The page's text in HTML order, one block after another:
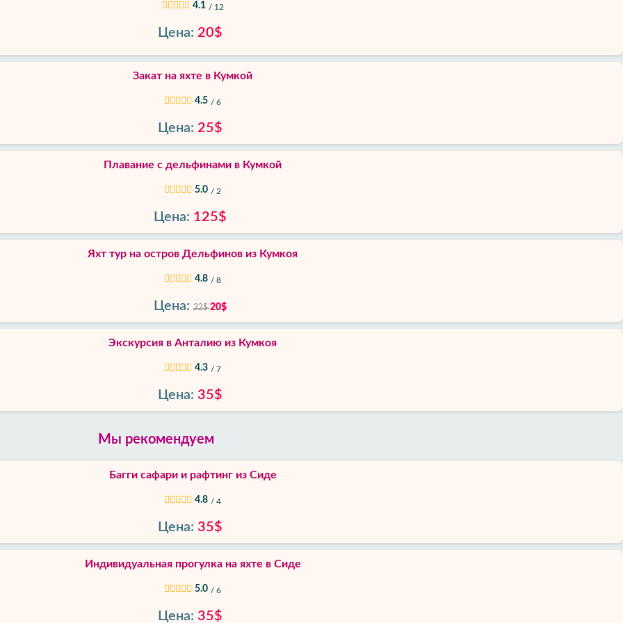
4.1 / 12
Цена: 20$
Закат на яхте в Кумкой
4.5 / 6
Цена: 25$
Плавание с дельфинами в Кумкой
5.0 / 2
Цена: 125$
Яхт тур на остров Дельфинов из Кумкоя
4.8 / 8
Цена: 22$20$
Экскурсия в Анталию из Кумкоя
4.3 / 7
Цена: 35$
Мы рекомендуем
Багги сафари и рафтинг из Сиде
4.8 / 4
Цена: 35$
Индивидуальная прогулка на яхте в Сиде
5.0 / 6
Цена: 35$